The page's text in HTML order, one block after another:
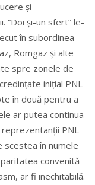
și
și-un sfert” le-
în subordinea
Romgaz și alte
spre zonele de
inițial PNL
în două pentru a
ar putea continua
PNL
scestea în numele
convenită
ar fi inechitabilă.